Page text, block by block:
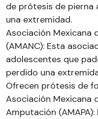
de prótesis de pierna
una extremidad.
Asociación Mexicana
(AMANC): Esta
adolescentes que
perdido una
Ofrecen prótesis de
Asociación Mexicana
Amputación